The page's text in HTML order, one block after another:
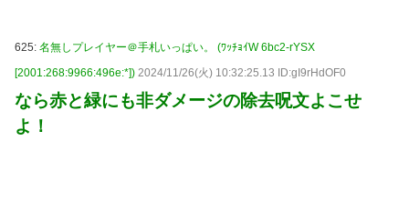
625: 名無しプレイヤー＠手札いっぱい。 (ﾜｯﾁｮｲW 6bc2-rYSX
[2001:268:9966:496e:*]) 2024/11/26(火) 10:32:25.13 ID:gI9rHdOF0
なら赤と緑にも非ダメージの除去呪文よこせ
よ！